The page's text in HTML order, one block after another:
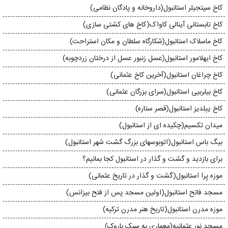
کاخ سپتجیلر استانبول(داروخانه و پادگان نظامی)
کاخ تابستانی آینالی کاواک(کاخ های کشتی سازی)
کاخ ماسلاک استانبول(شکارگاه سلطان و مکان استراحت)
کاخ ایهلامور استانبول(عسل زنبور عسل از درختان زردچوبه)
کاخ چراغان استانبول(آخرین کاخ عثمانی)
کاخ بیلربیی استانبول(سرای بزرگان عثمانی)
کاخ ییلدیز استانبول(قصر ستاره)
میدان تکسیم(چکیده ای از استانبول)
بیگ باس استانبول(اتوبوسهای بزرگ گشت شهر استانبول)
برای بازدید و گشت و گذار در استانبول کجا بمانیم؟
موزه پِرا استانبول(گشت و گذار در تاریخ عثمانی)
مسجد فاتح استانبول(اولین مسجد پس از فتح بیزانس)
موزه مدرن استانبول(تاریخ هنر مدرن ترکیه)